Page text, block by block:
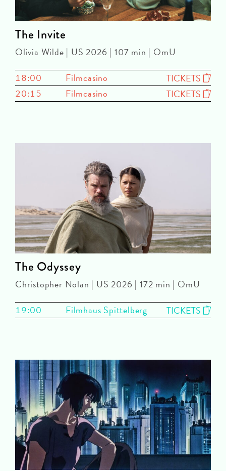
The Invite
Olivia Wilde | US 2026 | 107 min | OmU
18:00
Filmcasino
TICKETS
20:15
Filmcasino TICKETS
The Odyssey
Christopher Nolan | US 2026 | 172 min | OmU
19:00
Filmhaus Spittelberg TICKETS